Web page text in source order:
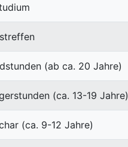
(ab ca. 20 Jahre)
(ca. 13-19 Jahre)
(ca. 9-12 Jahre)